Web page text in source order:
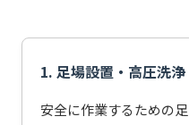
1. 足場設置・高圧洗浄
安全に作業するための